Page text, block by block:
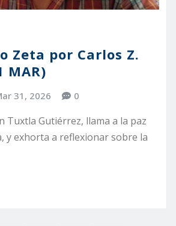
Zeta por Carlos Z.
MAR)
31, 2026 0
Tuxtla Gutiérrez, llama a la paz
y exhorta a reflexionar sobre la